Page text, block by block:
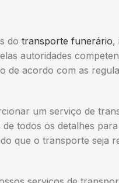
do transporte funerário,
autoridades
de acordo com as
um serviço de
todos os detalhes
que o transporte seja